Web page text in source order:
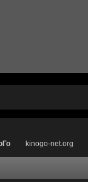
kinogo-net.org